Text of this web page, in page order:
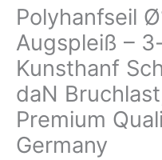
Polyhanfseil
Augspleiß –
Kunsthanf
daN
Premium
Germany
daN
Bruchlast,
wetterfest,
Premium
Qualität,
Made
in